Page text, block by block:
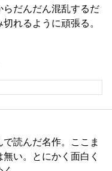
らだんだん混乱するだ
れるように頑張る。
読んだ名作。ここま
い。とにかく面白く